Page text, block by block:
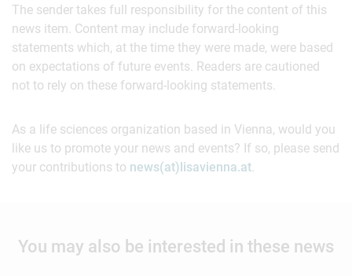
The sender takes full responsibility for the content of this
news item. Content may include forward-looking
statements which, at the time they were made, were based
on expectations of future events. Readers are cautioned
not to rely on these forward-looking statements.
As a life sciences organization based in Vienna, would you
like us to promote your news and events? If so, please send
your contributions to news(at)lisavienna.at.
You may also be interested in these news